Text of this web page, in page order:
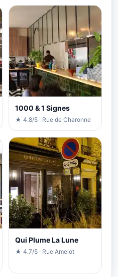
1000 & 1 Signes
★ 4.8/5 · Rue de Charonne
Qui Plume La Lune
★ 4.7/5 · Rue Amelot